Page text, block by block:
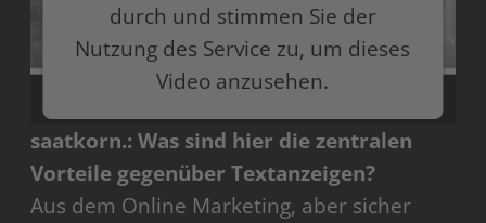
durch und stimmen Sie der
Nutzung des Service zu, um dieses
Video anzusehen.
Mehr Informationen
Akzeptieren
saatkorn.: Was sind hier die zentralen
Vorteile gegenüber Textanzeigen?
Aus dem Online Marketing, aber sicher